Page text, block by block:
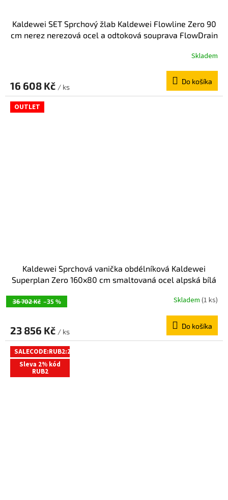
Kaldewei SET Sprchový žlab Kaldewei Flowline Zero 90
cm nerez nerezová ocel a odtoková souprava FlowDrain
Skladem
16 608 Kč / ks
Do košíka
OUTLET
36 702 Kč –35 %
Kaldewei Sprchová vanička obdélníková Kaldewei
Superplan Zero 160x80 cm smaltovaná ocel alpská bílá
Skladem (1 ks)
23 856 Kč / ks
Do košíka
SALECODE:RUB2:2:%
Sleva 2% kód
RUB2